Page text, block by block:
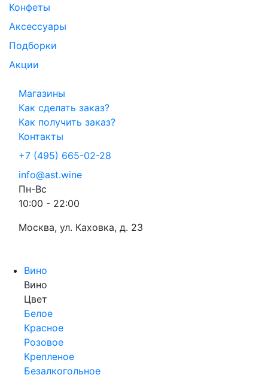
Конфеты
Аксессуары
Подборки
Акции
Магазины
Как сделать заказ?
Как получить заказ?
Контакты
+7 (495) 665-02-28
info@ast.wine
Пн-Вс
10:00 - 22:00
Москва, ул. Каховка, д. 23
Вино
Вино
Цвет
Белое
Красное
Розовое
Крепленое
Безалкогольное